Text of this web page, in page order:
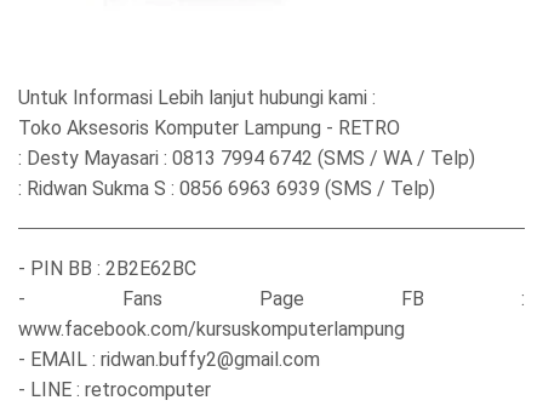
Untuk Informasi Lebih lanjut hubungi kami :
Toko Aksesoris Komputer Lampung - RETRO
: Desty Mayasari : 0813 7994 6742 (SMS / WA / Telp)
: Ridwan Sukma S : 0856 6963 6939 (SMS / Telp)
- PIN BB : 2B2E62BC
- Fans Page FB :
www.facebook.com/kursuskomputerlampung
- EMAIL : ridwan.buffy2@gmail.com
- LINE : retrocomputer